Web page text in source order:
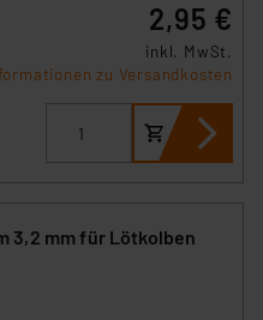
2,95 €
inkl. MwSt.
zu Versandkosten
3,2 mm für Lötkolben